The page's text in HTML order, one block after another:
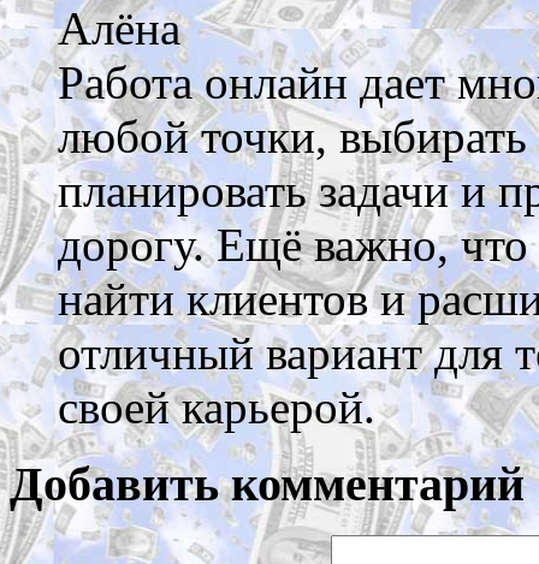
Алёна
Работа онлайн дает
любой точки,
планировать задачи и
дорогу. Ещё важно,
найти клиентов и
отличный вариант для
своей карьерой.
Добавить комментарий